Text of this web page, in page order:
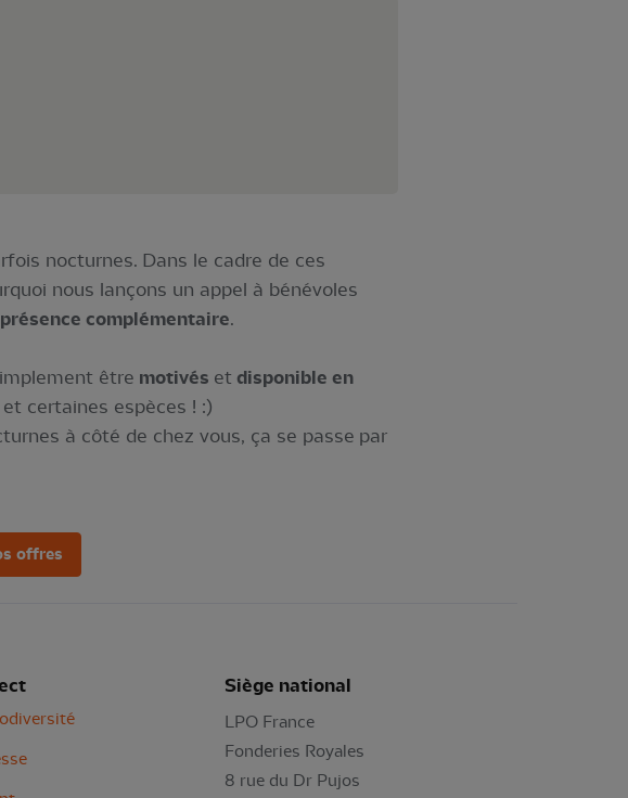
nocturnes. Dans le cadre de ces
nous lançons un appel à bénévoles
complémentaire.
être motivés et disponible en
certaines espèces ! :)
à côté de chez vous, ça se passe par
offres
Siège national
LPO France
Fonderies Royales
8 rue du Dr Pujos